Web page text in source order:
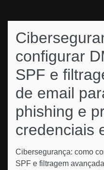
configurar
SPF e
de email
phishing e
credenciais
Cibersegurança: como
SPF e filtragem